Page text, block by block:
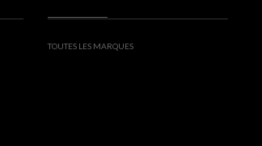
TOUTES LES MARQUES